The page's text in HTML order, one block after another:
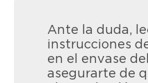
Ante la duda,
instrucciones
en el envase
asegurarte de